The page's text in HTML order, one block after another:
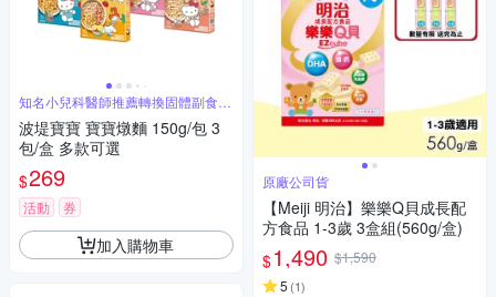
知名小兒科醫師推薦轉換固體副食品
的好選擇
波堤寶寶 寶寶燉麵 150g/包 3
包/盒 多款可選
$269
活動 券
加入購物車
原廠公司貨
【Meiji 明治】樂樂Q貝成長配
方食品 1-3歲 3盒組(560g/盒)
$1,490 $1,590
5 (1)